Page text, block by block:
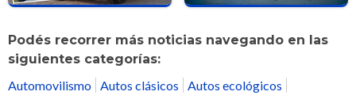
Podés recorrer más noticias navegando en las
siguientes categorías:
Automovilismo Autos clásicos
Autos ecológicos